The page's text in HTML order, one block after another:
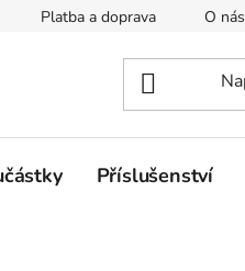
Platba a doprava O nás
Příslušenství